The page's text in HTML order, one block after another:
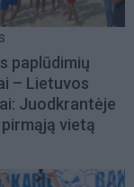
paplūdimių
– Lietuvos
Juodkrantėje
vietą